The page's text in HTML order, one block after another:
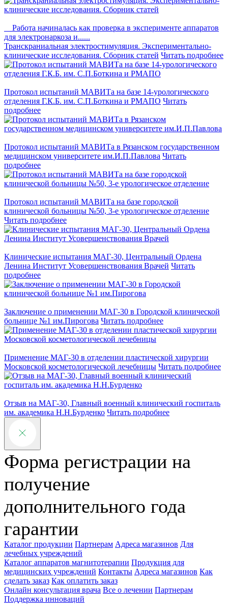
Работа начиналась как проверка в эксперименте аппаратов
для электронаркоза и......
Транскраниальная электростимуляция. Экспериментально-
клинические исследования. Сборник статей Читать подробнее
Протокол испытаний МАВИТа на базе 14-урологического
отделения Г.К.Б. им. С.П.Боткина и РМАПО Читать
подробнее
Протокол испытаний МАВИТа в Рязанском государственном
медицинском университете им.И.П.Павлова Читать
подробнее
Протокол испытаний МАВИТа на базе городской
клинической больницы №50, 3-е урологическое отделение
Читать подробнее
Клинические испытания МАГ-30, Центральный Ордена
Ленина Институт Усовершенствования Врачей Читать
подробнее
Заключение о применении МАГ-30 в Городской клинической
больнице №1 им.Пирогова Читать подробнее
Применение МАГ-30 в отделении пластической хирургии
Московской косметологической лечебницы Читать подробнее
Отзыв на МАГ-30, Главный военный клинический госпиталь
им. академика Н.Н.Бурденко Читать подробнее
Форма регистрации на
получение
дополнительного года
гарантии
Каталог продукции Партнерам Адреса магазинов Для
лечебных учреждений
Каталог аппаратов магнитотерапии Продукция для
медицинских учреждений Контакты Адреса магазинов Как
сделать заказ Как оплатить заказ
Онлайн консультация врача Все о лечении Партнерам
Поддержка инноваций